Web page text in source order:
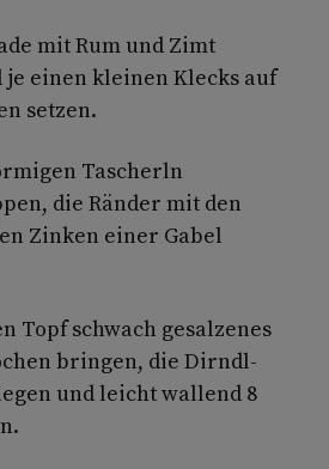
mit Rum und Zimt
einen kleinen Klecks auf
setzen.
Tascherln
die Ränder mit den
Zinken einer Gabel
Topf schwach gesalzenes
bringen, die Dirndl­-
und leicht wallend 8